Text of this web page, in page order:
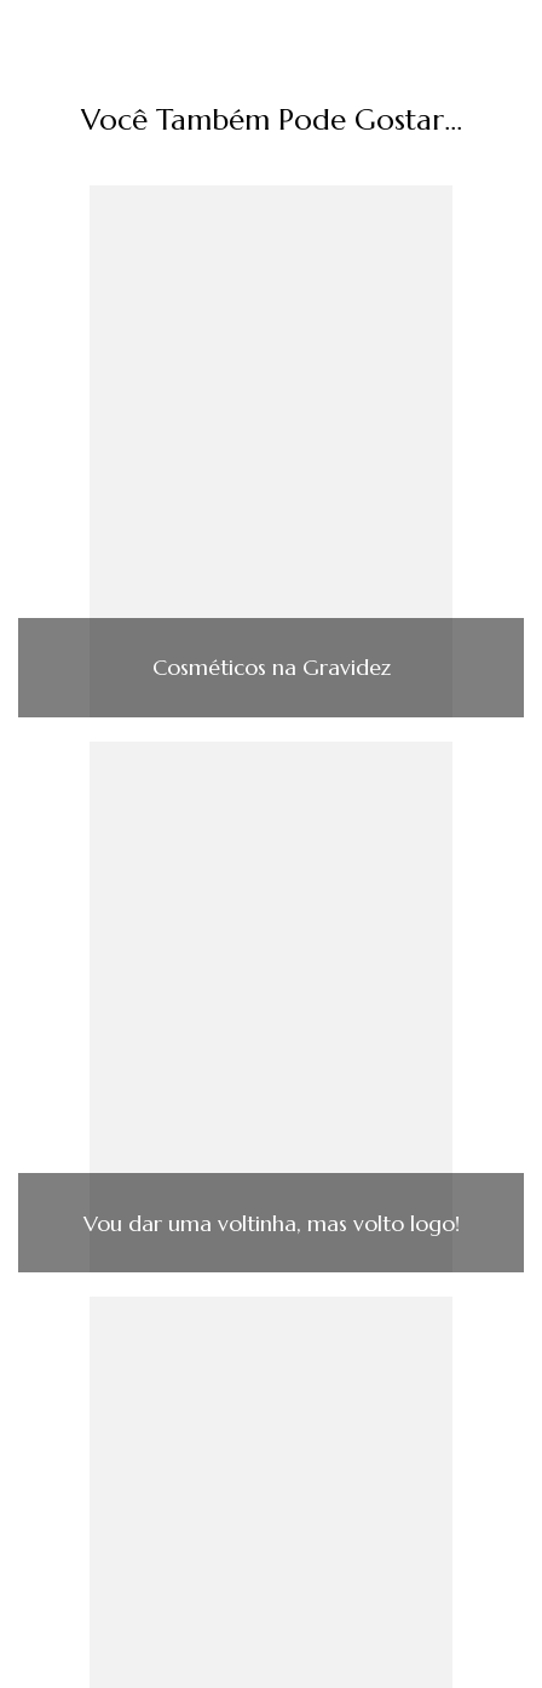
Você Também Pode Gostar...
Cosméticos na Gravidez
Vou dar uma voltinha, mas volto logo!